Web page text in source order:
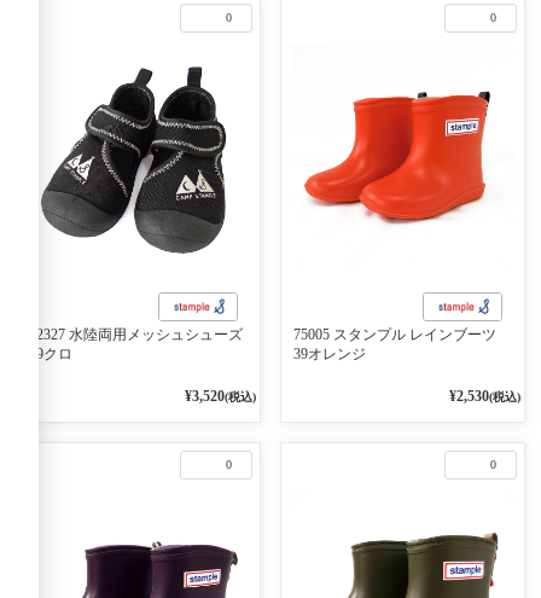
0
72327 水陸両用メッシュシューズ
09クロ
¥3,520(税込)
0
75005 スタンプル レインブーツ
39オレンジ
¥2,530(税込)
0 0